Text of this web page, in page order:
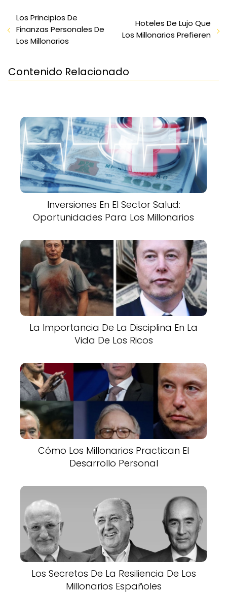
Los Principios De
Finanzas Personales De
Los Millonarios
Hoteles De Lujo Que
Los Millonarios Prefieren
Contenido Relacionado
Inversiones En El Sector Salud:
Oportunidades Para Los Millonarios
La Importancia De La Disciplina En La
Vida De Los Ricos
Cómo Los Millonarios Practican El
Desarrollo Personal
Los Secretos De La Resiliencia De Los
Millonarios Españoles